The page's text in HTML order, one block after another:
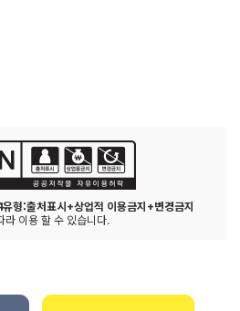
형:출처표시+상업적 이용금지+변경금지
라 이용 할 수 있습니다.